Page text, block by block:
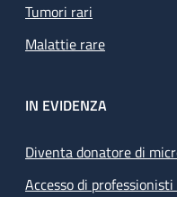
Tumori rari
Malattie rare
IN EVIDENZA
Diventa donatore di
Accesso di